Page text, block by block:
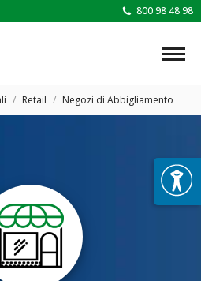
800 98 48 98
Retail Negozi di Abbigliamento